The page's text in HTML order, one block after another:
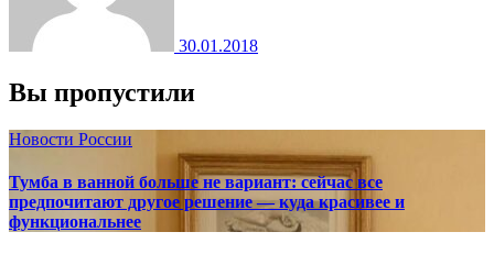
30.01.2018
Вы пропустили
Новости России
Тумба в ванной больше не вариант: сейчас все
предпочитают другое решение — куда красивее и
функциональнее